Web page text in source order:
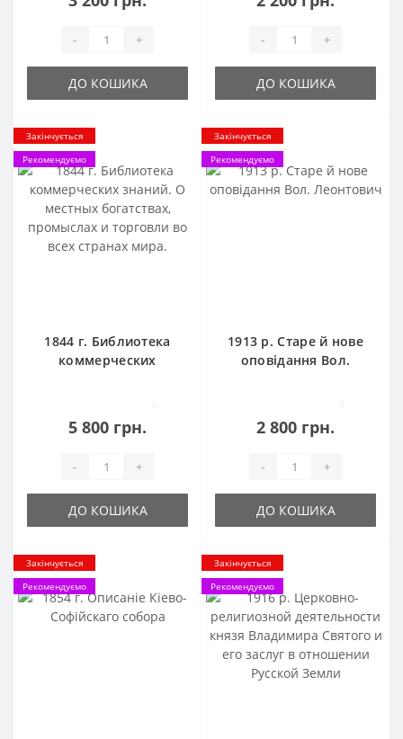
- +
ДО КОШИКА
- +
ДО КОШИКА
Закінчується
Рекомендуємо
1844 г. Библиотека
коммерческих
торговли во всех
5 800 грн.
- +
ДО КОШИКА
Закінчується
Рекомендуємо
1913 р. Старе й нове
оповідання Вол.
2 800 грн.
- +
ДО КОШИКА
Закінчується
Рекомендуємо
Закінчується
Рекомендуємо